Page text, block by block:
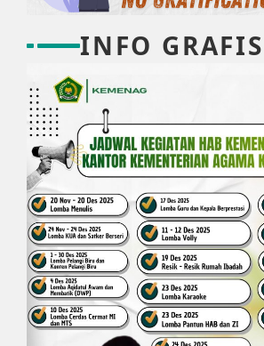
INFO GRAFIS